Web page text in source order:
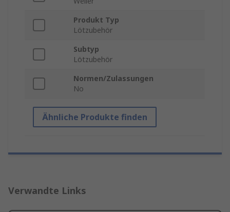
Produkt Typ
Lötzubehör
Subtyp
Lötzubehör
Normen/Zulassungen
No
Ähnliche Produkte finden
Verwandte Links